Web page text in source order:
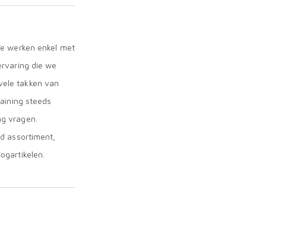
werken enkel met
die we
takken van
steeds
vragen.
assortiment,